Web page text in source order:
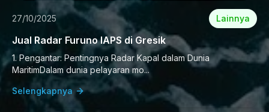
27/10/2025 Lainnya
Jual Radar Furuno IAPS di Gresik
1. Pengantar: Pentingnya Radar Kapal dalam Dunia
MaritimDalam dunia pelayaran mo...
Selengkapnya